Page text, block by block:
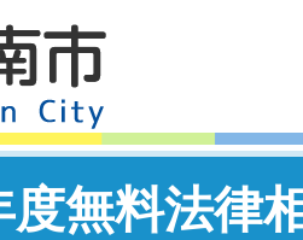
無料法律